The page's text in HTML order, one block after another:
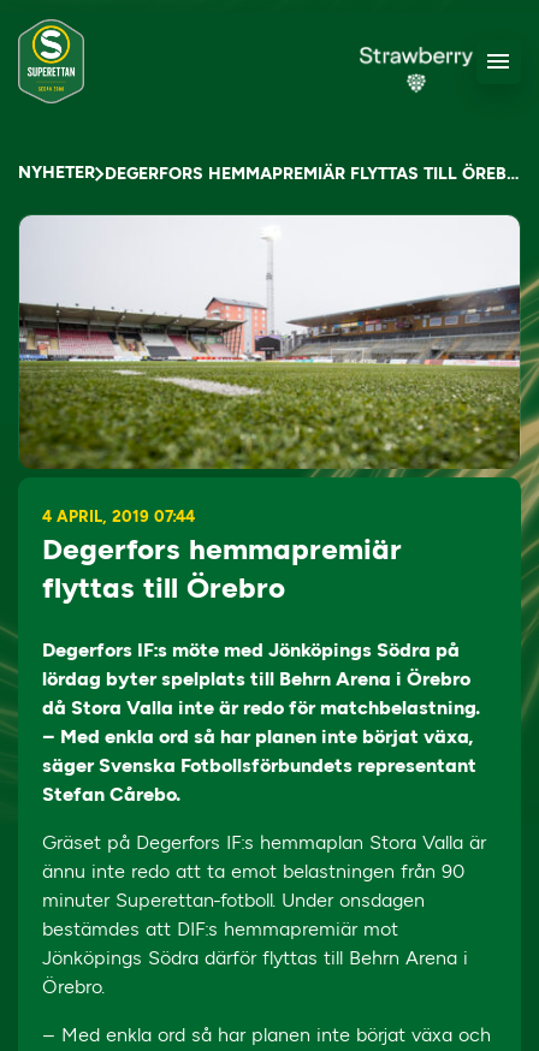
NYHETER DEGERFORS HEMMAPREMIÄR FLYTTAS TILL ÖREBRO
4 APRIL, 2019 07:44
Degerfors hemmapremiär
flyttas till Örebro
Degerfors IF:s möte med Jönköpings Södra på
lördag byter spelplats till Behrn Arena i Örebro
då Stora Valla inte är redo för matchbelastning.
– Med enkla ord så har planen inte börjat växa,
säger Svenska Fotbollsförbundets representant
Stefan Cårebo.
Gräset på Degerfors IF:s hemmaplan Stora Valla är
ännu inte redo att ta emot belastningen från 90
minuter Superettan-fotboll. Under onsdagen
bestämdes att DIF:s hemmapremiär mot
Jönköpings Södra därför flyttas till Behrn Arena i
Örebro.
– Med enkla ord så har planen inte börjat växa och